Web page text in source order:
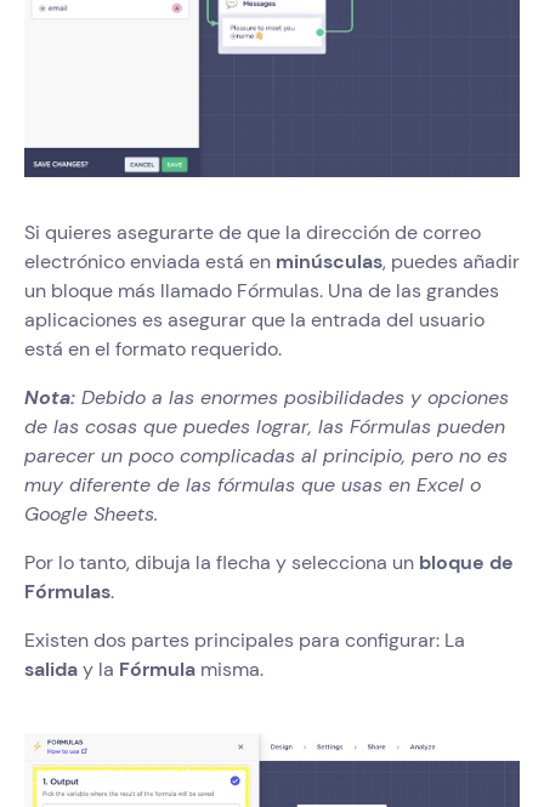
Si quieres asegurarte de que la dirección de correo
electrónico enviada está en minúsculas, puedes añadir
un bloque más llamado Fórmulas. Una de las grandes
aplicaciones es asegurar que la entrada del usuario
está en el formato requerido.
Nota: Debido a las enormes posibilidades y opciones
de las cosas que puedes lograr, las Fórmulas pueden
parecer un poco complicadas al principio, pero no es
muy diferente de las fórmulas que usas en Excel o
Google Sheets.
Por lo tanto, dibuja la flecha y selecciona un bloque de
Fórmulas.
Existen dos partes principales para configurar: La
saliday la Fórmula misma.